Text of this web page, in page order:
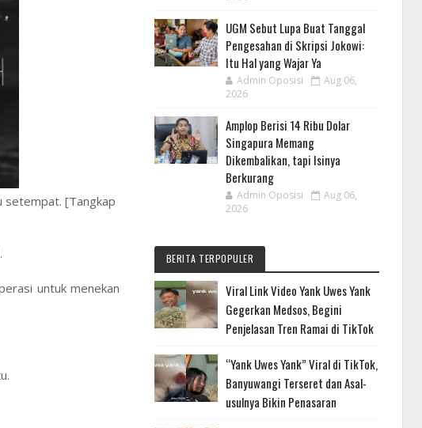
setempat. [Tangkap
untuk menekan
UGM Sebut Lupa Buat Tanggal
Pengesahan di Skripsi Jokowi:
Itu Hal yang Wajar Ya
Admin Oposisi
Aug 06,
2026
Amplop Berisi 14 Ribu Dolar
Singapura Memang
Dikembalikan, tapi Isinya
Berkurang
Admin Oposisi
Aug 06,
2026
BERITA TERPOPULER
Viral Link Video Yank Uwes Yank
Gegerkan Medsos, Begini
Penjelasan Tren Ramai di TikTok
“Yank Uwes Yank” Viral di TikTok,
Banyuwangi Terseret dan Asal-
usulnya Bikin Penasaran